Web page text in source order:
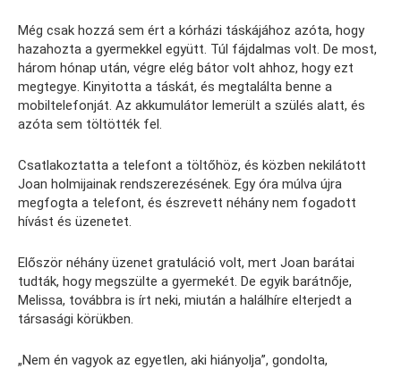
Még csak hozzá sem ért a kórházi táskájához azóta, hogy
hazahozta a gyermekkel együtt. Túl fájdalmas volt. De most,
három hónap után, végre elég bátor volt ahhoz, hogy ezt
megtegye. Kinyitotta a táskát, és megtalálta benne a
mobiltelefonját. Az akkumulátor lemerült a szülés alatt, és
azóta sem töltötték fel.
Csatlakoztatta a telefont a töltőhöz, és közben nekilátott
Joan holmijainak rendszerezésének. Egy óra múlva újra
megfogta a telefont, és észrevett néhány nem fogadott
hívást és üzenetet.
Először néhány üzenet gratuláció volt, mert Joan barátai
tudták, hogy megszülte a gyermekét. De egyik barátnője,
Melissa, továbbra is írt neki, miután a halálhíre elterjedt a
társasági körükben.
„Nem én vagyok az egyetlen, aki hiányolja”, gondolta,